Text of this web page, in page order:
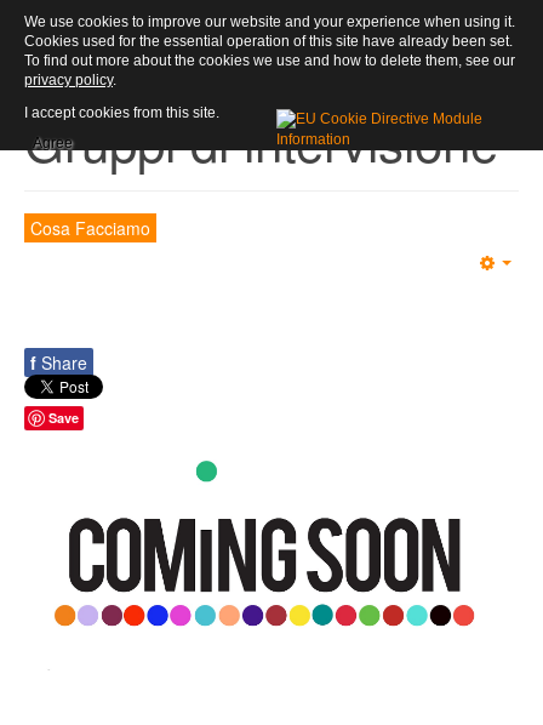
PSICOLOGO FIRENZE
Gruppi di intervisione
Cosa Facciamo
f Share
Save
We use cookies to improve our website and your experience when using it.
Cookies used for the essential operation of this site have already been set.
To find out more about the cookies we use and how to delete them, see our
privacy policy.
I accept cookies from this site.
Agree